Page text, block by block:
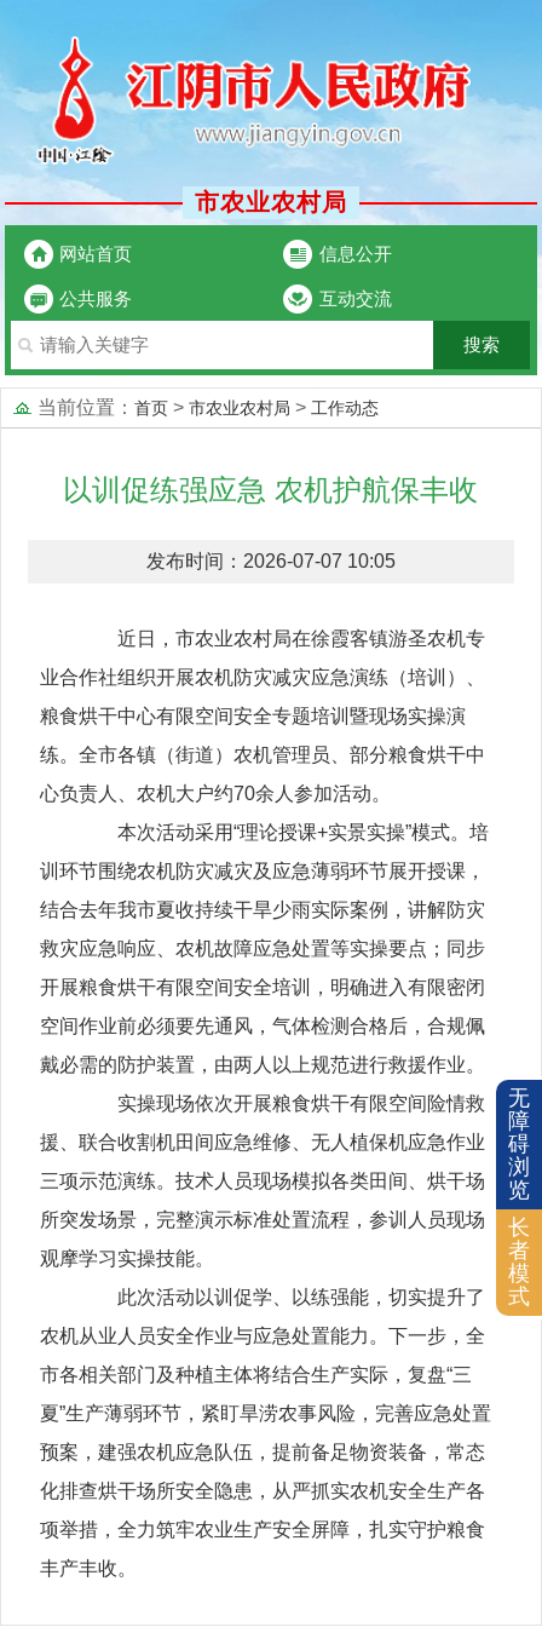
市农业农村局
网站首页 信息公开
公共服务 互动交流
当前位置： 首页 > 市农业农村局 > 工作动态
以训促练强应急 农机护航保丰收
发布时间：2026-07-07 10:05
近日，市农业农村局在徐霞客镇游圣农机专
业合作社组织开展农机防灾减灾应急演练（培训）、
粮食烘干中心有限空间安全专题培训暨现场实操演
练。全市各镇（街道）农机管理员、部分粮食烘干中
心负责人、农机大户约70余人参加活动。
本次活动采用“理论授课+实景实操”模式。培
训环节围绕农机防灾减灾及应急薄弱环节展开授课，
结合去年我市夏收持续干旱少雨实际案例，讲解防灾
救灾应急响应、农机故障应急处置等实操要点；同步
开展粮食烘干有限空间安全培训，明确进入有限密闭
空间作业前必须要先通风，气体检测合格后，合规佩
戴必需的防护装置，由两人以上规范进行救援作业。
实操现场依次开展粮食烘干有限空间险情救
援、联合收割机田间应急维修、无人植保机应急作业
三项示范演练。技术人员现场模拟各类田间、烘干场
所突发场景，完整演示标准处置流程，参训人员现场
观摩学习实操技能。
此次活动以训促学、以练强能，切实提升了
农机从业人员安全作业与应急处置能力。下一步，全
市各相关部门及种植主体将结合生产实际，复盘“三
夏”生产薄弱环节，紧盯旱涝农事风险，完善应急处置
预案，建强农机应急队伍，提前备足物资装备，常态
化排查烘干场所安全隐患，从严抓实农机安全生产各
项举措，全力筑牢农业生产安全屏障，扎实守护粮食
丰产丰收。
无
障
碍
浏
览
长
者
模
式